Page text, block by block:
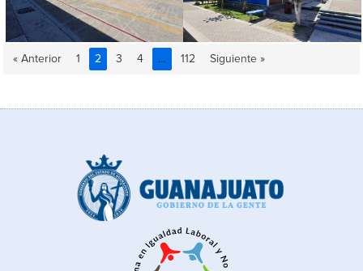
« Anterior 1 2 3 4 … 112 Siguiente »